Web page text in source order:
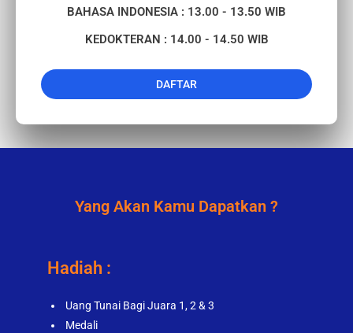
BAHASA INDONESIA : 13.00 - 13.50 WIB
KEDOKTERAN : 14.00 - 14.50 WIB
DAFTAR
Yang Akan Kamu Dapatkan ?
Hadiah :
Uang Tunai Bagi Juara 1, 2 & 3
Medali